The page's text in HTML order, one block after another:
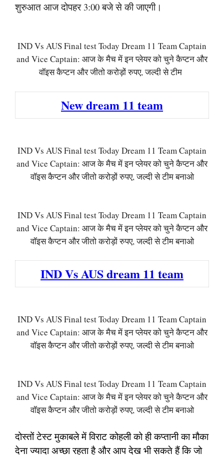
शुरुआत आज दोपहर 3:00 बजे से की जाएगी।
IND Vs AUS Final test Today Dream 11 Team Captain
and Vice Captain: आज के मैच में इन प्लेयर को चुने कैप्टन और
वॉइस कैप्टन और जीतो करोड़ों रुपए, जल्दी से टीम
New dream 11 team
IND Vs AUS Final test Today Dream 11 Team Captain
and Vice Captain: आज के मैच में इन प्लेयर को चुने कैप्टन और
वॉइस कैप्टन और जीतो करोड़ों रुपए, जल्दी से टीम बनाओ
IND Vs AUS Final test Today Dream 11 Team Captain
and Vice Captain: आज के मैच में इन प्लेयर को चुने कैप्टन और
वॉइस कैप्टन और जीतो करोड़ों रुपए, जल्दी से टीम बनाओ
IND Vs AUS dream 11 team
IND Vs AUS Final test Today Dream 11 Team Captain
and Vice Captain: आज के मैच में इन प्लेयर को चुने कैप्टन और
वॉइस कैप्टन और जीतो करोड़ों रुपए, जल्दी से टीम बनाओ
IND Vs AUS Final test Today Dream 11 Team Captain
and Vice Captain: आज के मैच में इन प्लेयर को चुने कैप्टन और
वॉइस कैप्टन और जीतो करोड़ों रुपए, जल्दी से टीम बनाओ
दोस्तों टेस्ट मुकाबले में विराट कोहली को ही कप्तानी का मौका
देना ज्यादा अच्छा रहता है और आप देख भी सकते हैं कि जो